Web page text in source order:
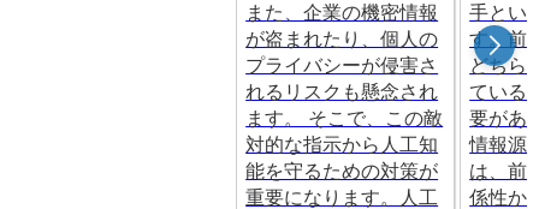
また、企業の機密情報
が盗まれたり、個人の
プライバシーが侵害さ
れるリスクも懸念され
ます。 そこで、この敵
対的な指示から人工知
能を守るための対策が
重要になります。人工
手とい
す。前
どちら
ている
要があ
情報源
は、前
係性か